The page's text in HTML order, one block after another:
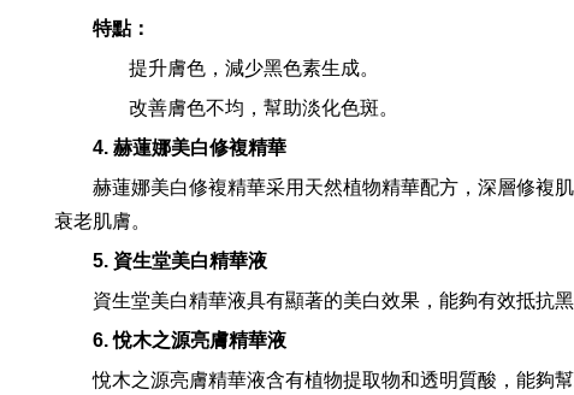
特點：
提升膚色，減少黑色素生成。
改善膚色不均，幫助淡化色斑。
4. 赫蓮娜美白修複精華
赫蓮娜美白修複精華采用天然植物精華配方，深層修複
衰老肌膚。
5. 資生堂美白精華液
資生堂美白精華液具有顯著的美白效果，能夠有效抵抗
6. 悅木之源亮膚精華液
悅木之源亮膚精華液含有植物提取物和透明質酸，能夠